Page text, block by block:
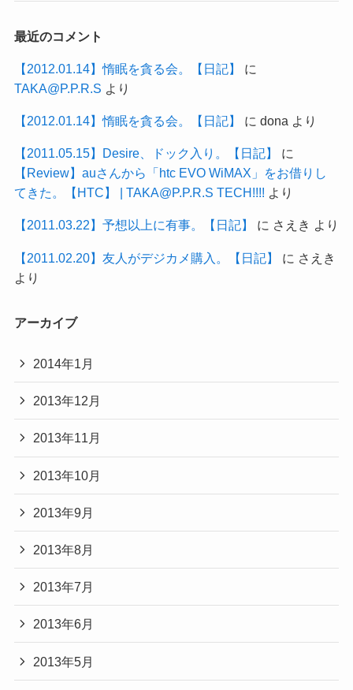
最近のコメント
【2012.01.14】惰眠を貪る会。【日記】
に
TAKA@P.P.R.S より
【2012.01.14】惰眠を貪る会。【日記】 に dona より
【2011.05.15】Desire、ドック入り。【日記】
に
【Review】auさんから「htc EVO WiMAX」をお借りし
てきた。【HTC】 | TAKA@P.P.R.S TECH!!!! より
【2011.03.22】予想以上に有事。【日記】 に さえき より
【2011.02.20】友人がデジカメ購入。【日記】 に さえき
より
アーカイブ
2014年1月
2013年12月
2013年11月
2013年10月
2013年9月
2013年8月
2013年7月
2013年6月
2013年5月